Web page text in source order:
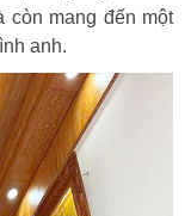
còn mang đến một
anh.